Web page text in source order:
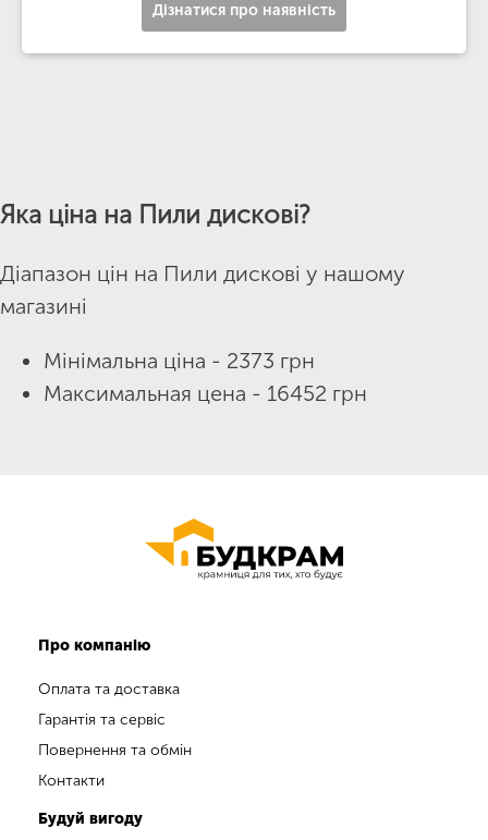
Дізнатися про наявність
Яка ціна на Пили дискові?
Діапазон цін на Пили дискові у нашому
магазині
Мінімальна ціна - 2373 грн
Максимальная цена - 16452 грн
Про компанію
Оплата та доставка
Гарантія та сервіс
Повернення та обмін
Контакти
Будуй вигоду